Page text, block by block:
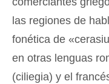
las regiones de
fonética de
en otras lenguas
(ciliegia) y el